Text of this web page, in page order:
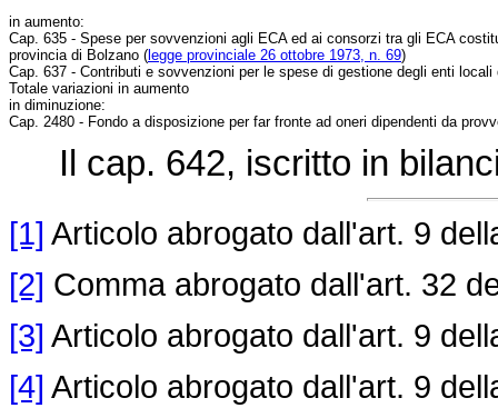
in aumento:
Cap. 635 - Spese per sovvenzioni agli ECA ed ai consorzi tra gli ECA
provincia di Bolzano ( legge provinciale 26 ottobre 1973, n. 69)
Cap. 637 - Contributi e sovvenzioni per le spese di gestione degli enti
Totale variazioni in aumento
in diminuzione:
Cap. 2480 - Fondo a disposizione per far fronte ad oneri dipendenti da
Il cap. 642, iscritto in
[1] Articolo abrogato dall'art. 9
[2] Comma abrogato dall'art. 32
[3] Articolo abrogato dall'art. 9
[4] Articolo abrogato dall'art. 9